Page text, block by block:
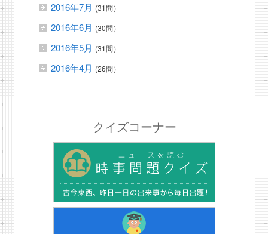
2016年7月 (31問）
2016年6月 (30問）
2016年5月 (31問）
2016年4月 (26問）
クイズコーナー